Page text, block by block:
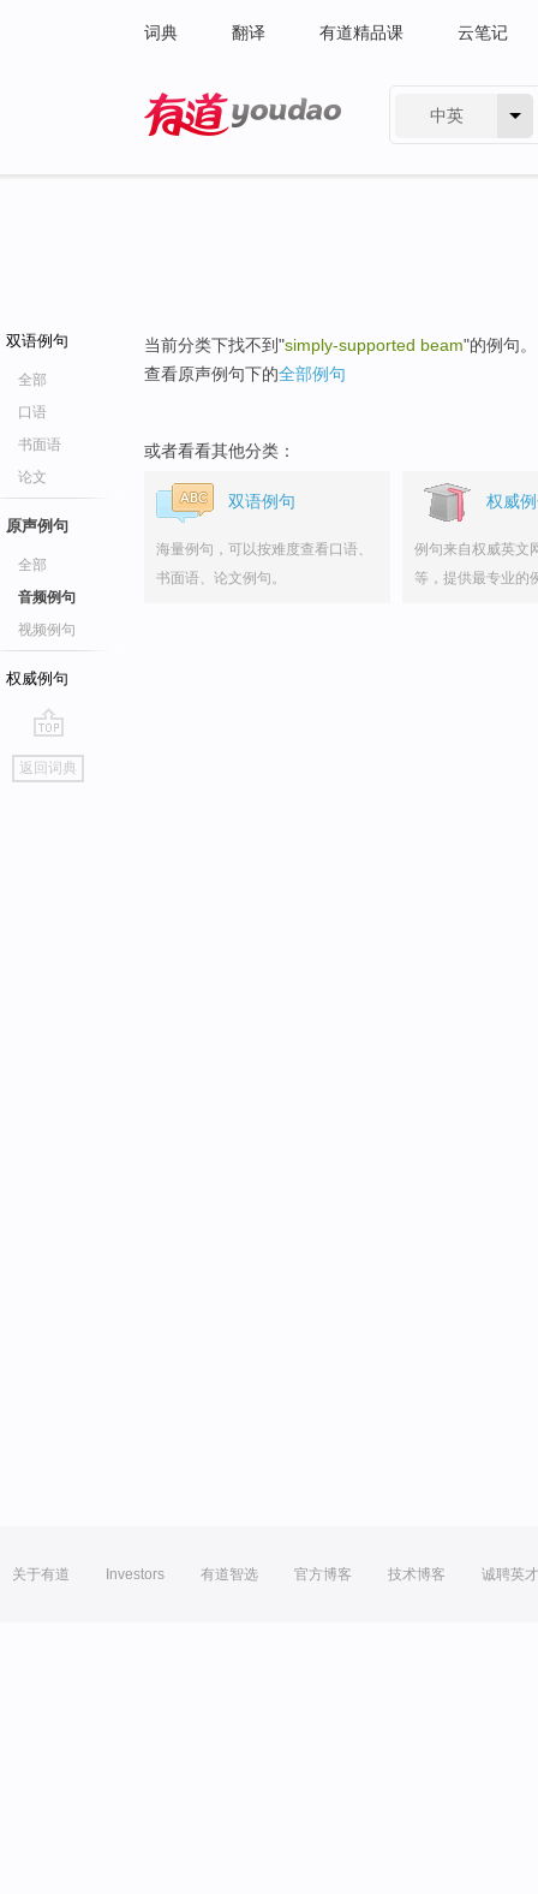
词典 翻译 有道精品课 云笔记
中英
双语例句
全部
口语
书面语
论文
原声例句
全部
音频例句
视频例句
权威例句
go
top
返回词典
当前分类下找不到"simply-supported beam"的例句。
查看原声例句下的全部例句
或者看看其他分类：
双语例句
海量例句，可以按难度查看口语、
书面语、论文例句。
权威
例句来自权威英文
等，提供最专业的
关于有道 Investors 有道智选 官方博客 技术博客 诚聘英才